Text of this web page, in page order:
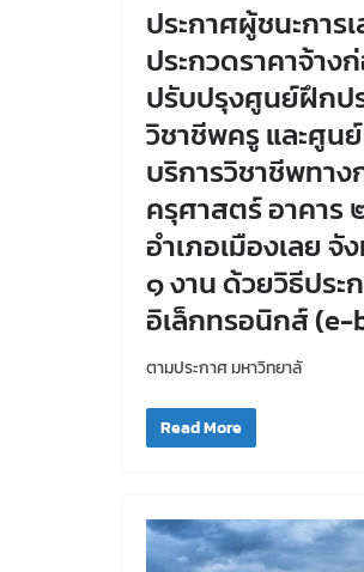
ประกาศผู้ชนะการ
ประกวดราคาจ้าง
ปรับปรุงศูนย์ฝึกป
วิชาชีพครู และศูน
บริการวิชาชีพทา
ครุศาสตร์ อาคาร
อำเภอเมืองเลย จั
๑ งาน ด้วยวิธีประ
อิเล็กทรอนิกส์
ตามประกาศ มหาวิทยาลั
Read More